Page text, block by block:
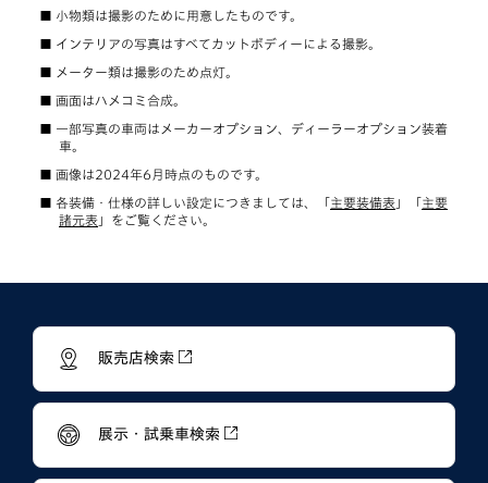
小物類は撮影のために用意したものです。
インテリアの写真はすべてカットボディーによる撮影。
メーター類は撮影のため点灯。
画面はハメコミ合成。
一部写真の車両はメーカーオプション、ディーラーオプション装着
車。
画像は2024年6月時点のものです。
各装備・仕様の詳しい設定につきましては、「主要装備表 」「主要
諸元表 」をご覧ください。
販売店検索
展示・試乗車検索